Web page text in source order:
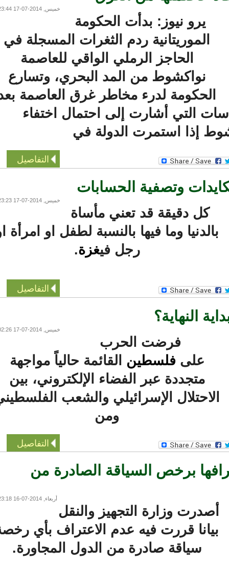
خميس, 2014-07-17 23:44
يرو نيوز: بدأت الحكومة
الموريتانية ردم الثغرات المسجلة في
الحاجز الرملي الواقي للعاصمة
نواكشوط من المد البحري، وتسارع
الحكومة لدرء مخاطر غرق العاصمة بعد
التي أشارت إلى احتمال اختفاء
إذا استمرت الدولة في
التفاصيل
وتصفية الحسابات
خميس, 2014-07-17 23:23
كل دقيقة قد تعني مأساة
وما فيها بالنسبة لطفل او امرأة او
رجل في غزة .
التفاصيل
النهاية؟
خميس, 2014-07-17 02:26
فرضت الحرب
علىفلسطينالقائمة حالياً مواجهة
متجددة عبر الفضاء الإلكتروني، بين
الإسرائيلي والشعب الفلسطيني
ومن
التفاصيل
برخص السياقة الصادرة من
أربعاء, 2014-07-16 23:18
وزارة التجهيز والنقل
قررت فيه عدم الاعتراف بأي رخصة
سياقة صادرة من الدول المجاورة.